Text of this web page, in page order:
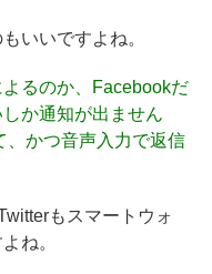
いいですよね。
るのか、Facebookだ
か通知が出ません
、かつ音声入力で返信
もスマートウォ
ね。